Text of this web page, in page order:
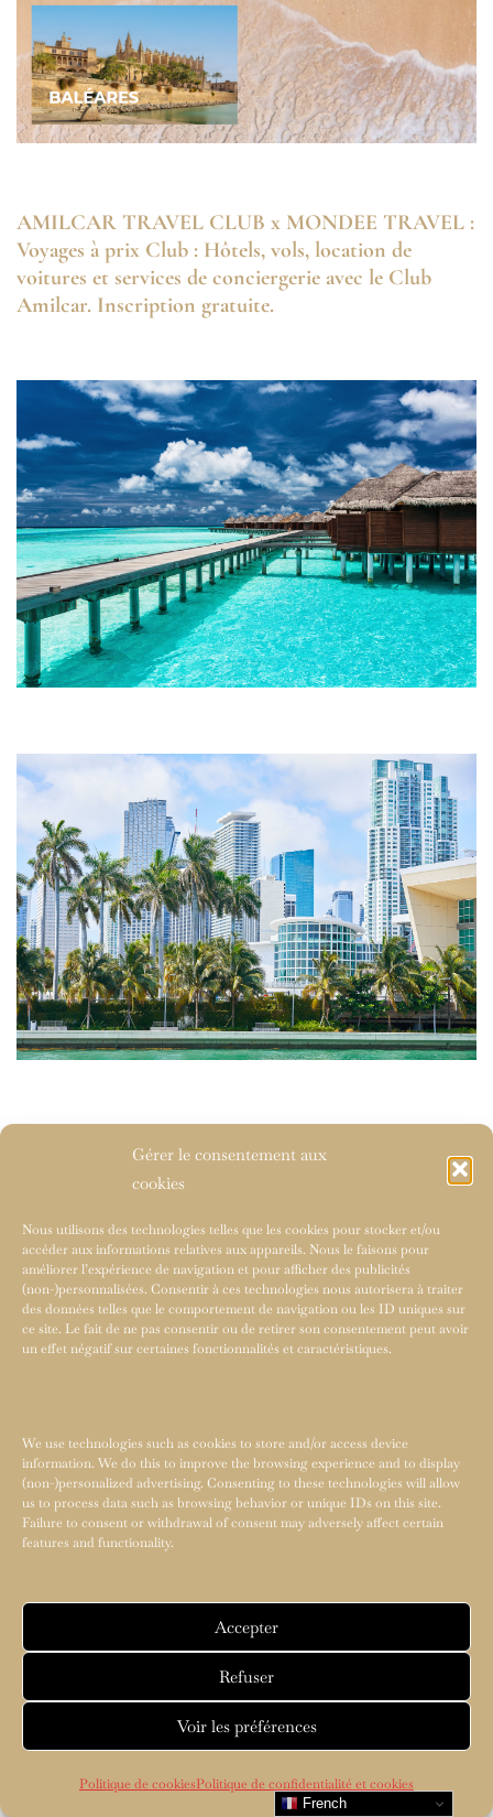
Gérer le consentement aux
cookies
Nous utilisons des technologies telles que les cookies pour stocker et/ou
accéder aux informations relatives aux appareils. Nous le faisons pour
améliorer l’expérience de navigation et pour afficher des publicités
(non-)personnalisées. Consentir à ces technologies nous autorisera à traiter
des données telles que le comportement de navigation ou les ID uniques sur
ce site. Le fait de ne pas consentir ou de retirer son consentement peut avoir
un effet négatif sur certaines fonctionnalités et caractéristiques.
We use technologies such as cookies to store and/or access device
information. We do this to improve the browsing experience and to display
(non-)personalized advertising. Consenting to these technologies will allow
us to process data such as browsing behavior or unique IDs on this site.
Failure to consent or withdrawal of consent may adversely affect certain
features and functionality.
Accepter
Refuser
Voir les préférences
Politique de cookiesPolitique de confidentialité et cookies
AMILCAR TRAVEL CLUB x MONDEE TRAVEL :
Voyages à prix Club : Hôtels, vols, location de
voitures et services de conciergerie avec le Club
Amilcar. Inscription gratuite.
French